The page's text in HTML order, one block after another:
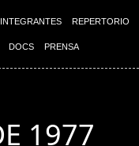
INTEGRANTES REPERTORIO
DOCS PRENSA
1977